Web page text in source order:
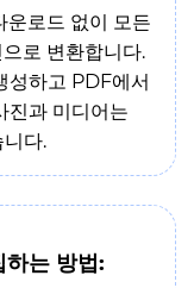
운로드 없이 모든
로 변환합니다.
성하고 PDF에서
진과 미디어는
다.
는 방법: